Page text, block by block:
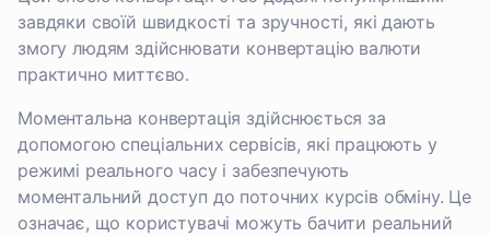
завдяки своїй швидкості та зручності, які дають
змогу людям здійснювати конвертацію валюти
практично миттєво.
Моментальна конвертація здійснюється за
допомогою спеціальних сервісів, які працюють у
режимі реального часу і забезпечують
моментальний доступ до поточних курсів обміну. Це
означає, що користувачі можуть бачити реальний